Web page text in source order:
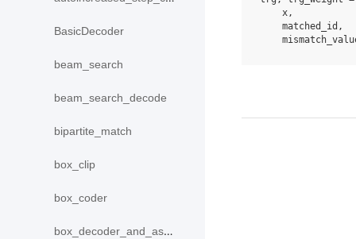
BasicDecoder
beam_search
beam_search_decode
bipartite_match
box_clip
box_coder
box_decoder_and_assign
x,
matched_id ,